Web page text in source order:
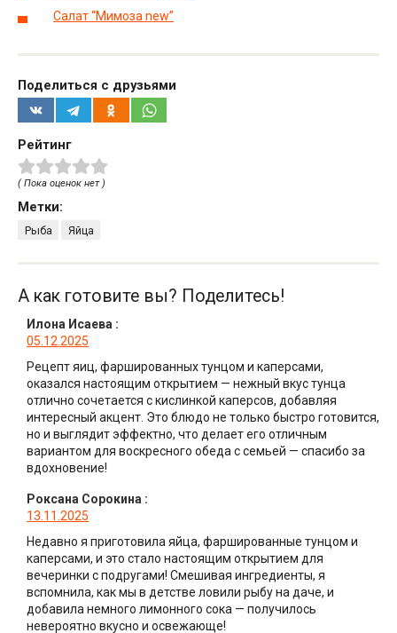
Салат “Мимоза new”
Поделиться с друзьями
Рейтинг
( Пока оценок нет )
Метки:
Рыба Яйца
А как готовите вы? Поделитесь!
Илона Исаева :
05.12.2025
Рецепт яиц, фаршированных тунцом и каперсами,
оказался настоящим открытием — нежный вкус тунца
отлично сочетается с кислинкой каперсов, добавляя
интересный акцент. Это блюдо не только быстро готовится,
но и выглядит эффектно, что делает его отличным
вариантом для воскресного обеда с семьей — спасибо за
вдохновение!
Роксана Сорокина :
13.11.2025
Недавно я приготовила яйца, фаршированные тунцом и
каперсами, и это стало настоящим открытием для
вечеринки с подругами! Смешивая ингредиенты, я
вспомнила, как мы в детстве ловили рыбу на даче, и
добавила немного лимонного сока — получилось
невероятно вкусно и освежающе!